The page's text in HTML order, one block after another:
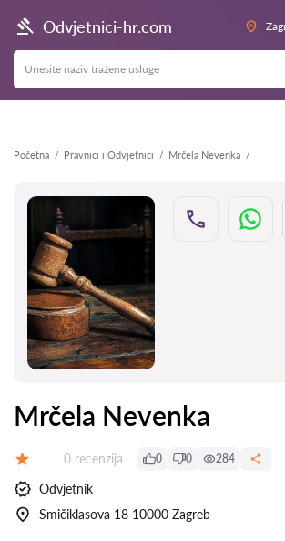
Odvjetnici-hr.com
Početna Pravnici i Odvjetnici Mrčela Nevenka
Natrag
Mrčela Nevenka
Recenzija:
0 recenzija 0 0 284
Odvjetnik
Smičiklasova 18 10000 Zagreb